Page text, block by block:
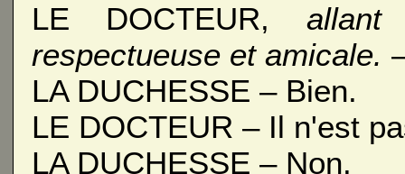
LE DOCTEUR,
respectueuse et amicale.
LA DUCHESSE – Bien.
LE DOCTEUR – Il n'est
LA DUCHESSE – Non.